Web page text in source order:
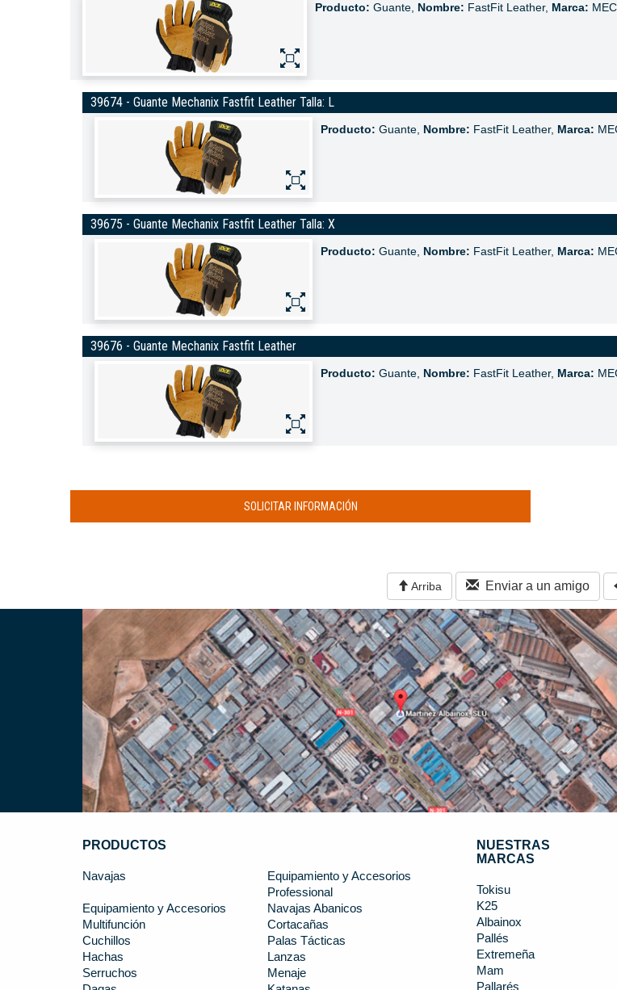
Producto: Guante, Nombre: FastFit Leather, Marca:
39674 - Guante Mechanix Fastfit Leather Talla: L
Producto: Guante, Nombre: FastFit Leather, Marca:
39675 - Guante Mechanix Fastfit Leather Talla: X
Producto: Guante, Nombre: FastFit Leather, Marca:
39676 - Guante Mechanix Fastfit Leather
Producto: Guante, Nombre: FastFit Leather, Marca:
SOLICITAR INFORMACIÓN
Arriba Enviar a un amigo
PRODUCTOS
Navajas
Equipamiento y Accesorios
Professional
Equipamiento y Accesorios
Navajas Abanicos
Multifunción
Cortacañas
Cuchillos
Palas Tácticas
Hachas
Lanzas
Serruchos
Menaje
NUESTRAS
MARCAS
Tokisu
K25
Albainox
Pallés
Extremeña
Mam
Pallarés